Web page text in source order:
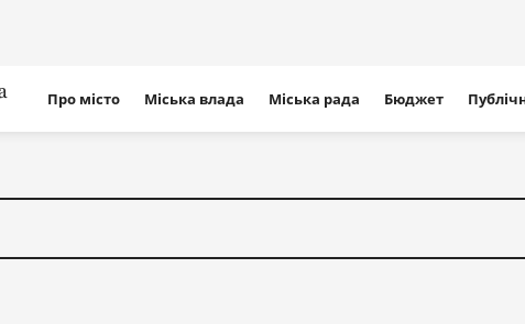
сайту
Про місто Міська влада Міська рада Бюджет